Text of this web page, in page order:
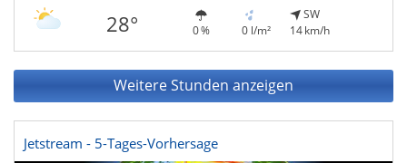
28° 0 % 0 l/m²
SW
14 km/h
Weitere Stunden anzeigen
Jetstream - 5-Tages-Vorhersage